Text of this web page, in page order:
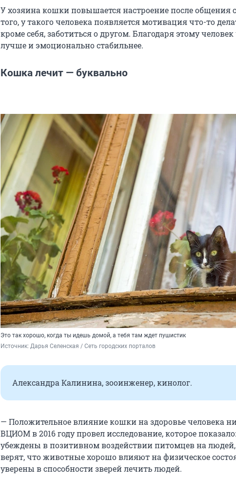
У хозяина кошки повышается настроение после
того, у такого человека появляется мотивация что-то
кроме себя, заботиться о другом. Благодаря этому человек
лучше и эмоционально стабильнее.
Кошка лечит — буквально
Это так хорошо, когда ты идешь домой, а тебя там ждет пушистик
Источник: Дарья Селенская / Сеть городских порталов
Александра Калинина, зооинженер, кинолог.
— Положительное влияние кошки на здоровье человека ни
ВЦИОМ в 2016 году провел исследование, которое
убеждены в позитивном воздействии питомцев на
верят, что животные хорошо влияют на физическое
уверены в способности зверей лечить людей.